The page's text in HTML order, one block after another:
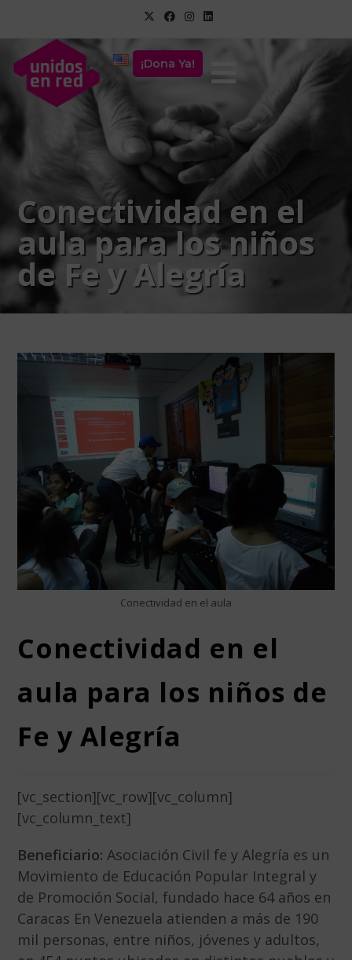
¡Dona Ya!
Conectividad en el
aula para los niños
de Fe y Alegría
Conectividad en el aula
Conectividad en el
aula para los niños de
Fe y Alegría
[vc_section][vc_row][vc_column]
[vc_column_text]
Beneficiario: Asociación Civil fe y Alegría es un
Movimiento de Educación Popular Integral y
de Promoción Social, fundado hace 64 años en
Caracas En Venezuela atienden a más de 190
mil personas, entre niños, jóvenes y adultos,